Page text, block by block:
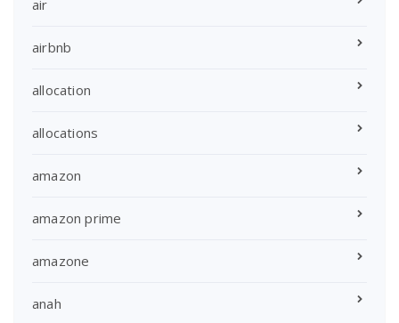
air
airbnb
allocation
allocations
amazon
amazon prime
amazone
anah